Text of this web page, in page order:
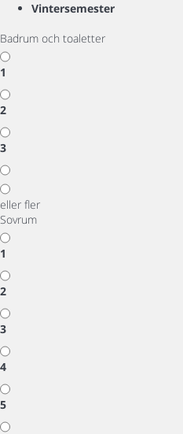
Vintersemester
Badrum och toaletter
1
2
3
eller fler
Sovrum
1
2
3
4
5